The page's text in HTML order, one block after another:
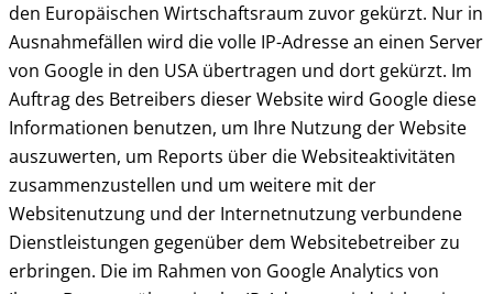
den Europäischen Wirtschaftsraum zuvor gekürzt. Nur in
Ausnahmefällen wird die volle IP-Adresse an einen Server
von Google in den USA übertragen und dort gekürzt. Im
Auftrag des Betreibers dieser Website wird Google diese
Informationen benutzen, um Ihre Nutzung der Website
auszuwerten, um Reports über die Websiteaktivitäten
zusammenzustellen und um weitere mit der
Websitenutzung und der Internetnutzung verbundene
Dienstleistungen gegenüber dem Websitebetreiber zu
erbringen. Die im Rahmen von Google Analytics von